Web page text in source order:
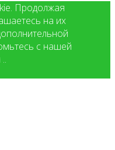
Продолжая
на их
с нашей